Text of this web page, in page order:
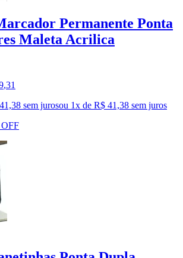
Permanente Ponta
Maleta Acrilica
,31
sem jurosou 1x de R$ 41,38 sem juros